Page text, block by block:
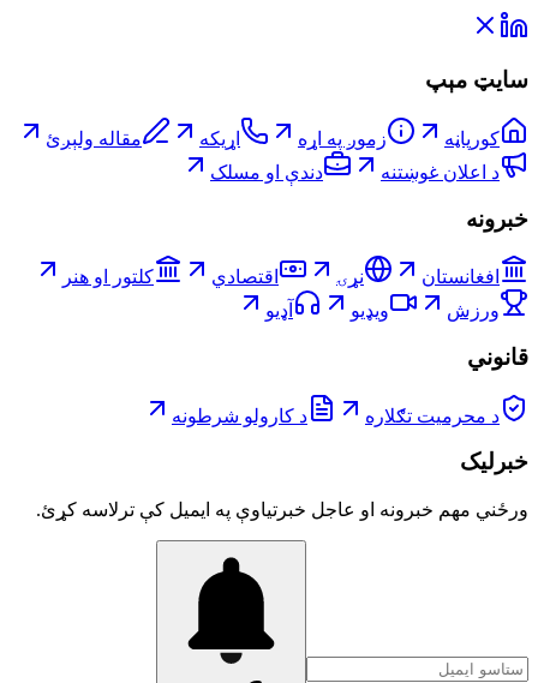
سایټ مېپ
کورپاڼه زموږ په اړه اړیکه
مقاله ولېږئ
د اعلان غوښتنه
دندې او مسلک
خبرونه
افغانستان نړۍ اقتصادي
کلتور او هنر
ورزش
ویډیو آډیو
قانوني
د محرمیت تګلاره د کارولو شرطونه
خبرلیک
ورځني مهم خبرونه او عاجل خبرتیاوې په ایمیل کې ترلاسه کړئ.